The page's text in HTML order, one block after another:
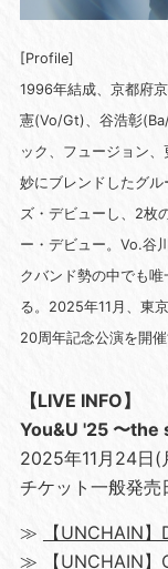
[Profile]
1996年結成、京都府
憲(Vo/Gt)、谷浩彰
ック、フュージョン
妙にブレンドしたグ
ズ・デビューし、2枚
ー・デビュー。Vo.谷
クバンド勢の中でも
る。2025年11月、東
20周年記念公演を開催
【LIVE INFO】
You&U '25 〜
2025年11月24日(
チケット一般発
≫
【UNCHAIN
≫
【UNCHAIN